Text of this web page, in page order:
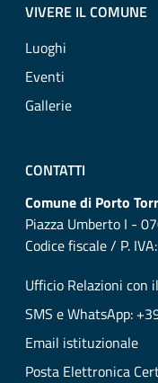
VIVERE IL COMUNE
Luoghi
Eventi
Gallerie
CONTATTI
Comune di Porto
Piazza Umberto I -
Codice fiscale / P.
Ufficio Relazioni con
SMS e WhatsApp:
Email istituzionale
Posta Elettronica